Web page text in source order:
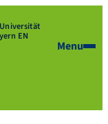
EN
Menu